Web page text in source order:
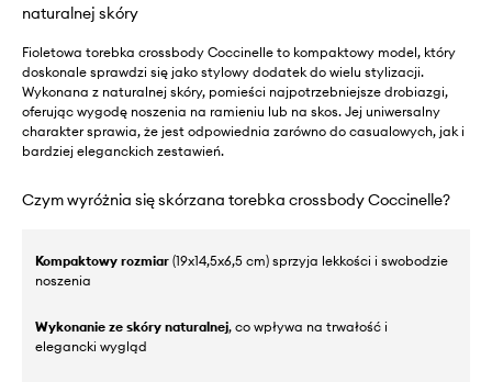
naturalnej skóry
Fioletowa torebka crossbody Coccinelle to kompaktowy model, który
doskonale sprawdzi się jako stylowy dodatek do wielu stylizacji.
Wykonana z naturalnej skóry, pomieści najpotrzebniejsze drobiazgi,
oferując wygodę noszenia na ramieniu lub na skos. Jej uniwersalny
charakter sprawia, że jest odpowiednia zarówno do casualowych, jak i
bardziej eleganckich zestawień.
Czym wyróżnia się skórzana torebka crossbody Coccinelle?
Kompaktowy rozmiar (19x14,5x6,5 cm) sprzyja lekkości i swobodzie
noszenia
Wykonanie ze skóry naturalnej, co wpływa na trwałość i
elegancki wygląd